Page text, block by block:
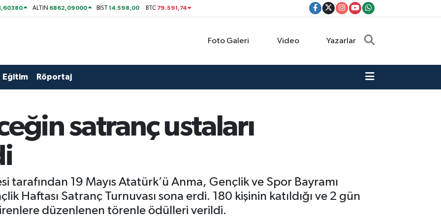
ALTIN 6862,09000 BİST14.598,00 BTC 79.591,74
Foto Galeri Video Yazarlar
Eğitim Röportaj
satranç ustaları
tarafından 19 Mayıs Atatürk’ü Anma, Gençlik ve Spor Bayramı
Haftası Satranç Turnuvası sona erdi. 180 kişinin katıldığı ve 2 gün
düzenlenen törenle ödülleri verildi.